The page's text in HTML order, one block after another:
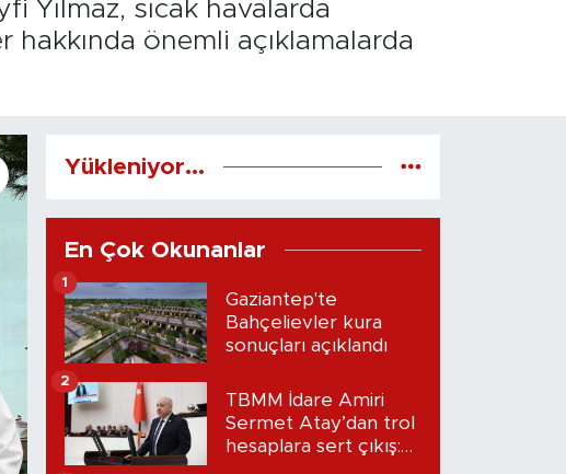
Yılmaz, sıcak havalarda
önemli açıklamalarda
Yükleniyor...
En Çok Okunanlar
Gaziantep'te
Bahçelievler kura
sonuçları açıklandı
1
TBMM İdare Amiri
Sermet Atay’dan trol
hesaplara sert çıkış:
2